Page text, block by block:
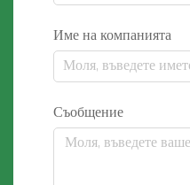
Име на компанията
Съобщение